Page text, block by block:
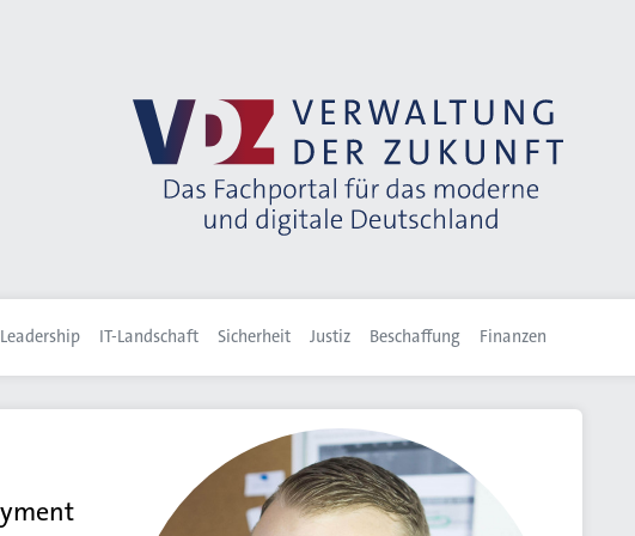
Leadership IT-Landschaft Sicherheit Justiz Beschaffung Finanzen